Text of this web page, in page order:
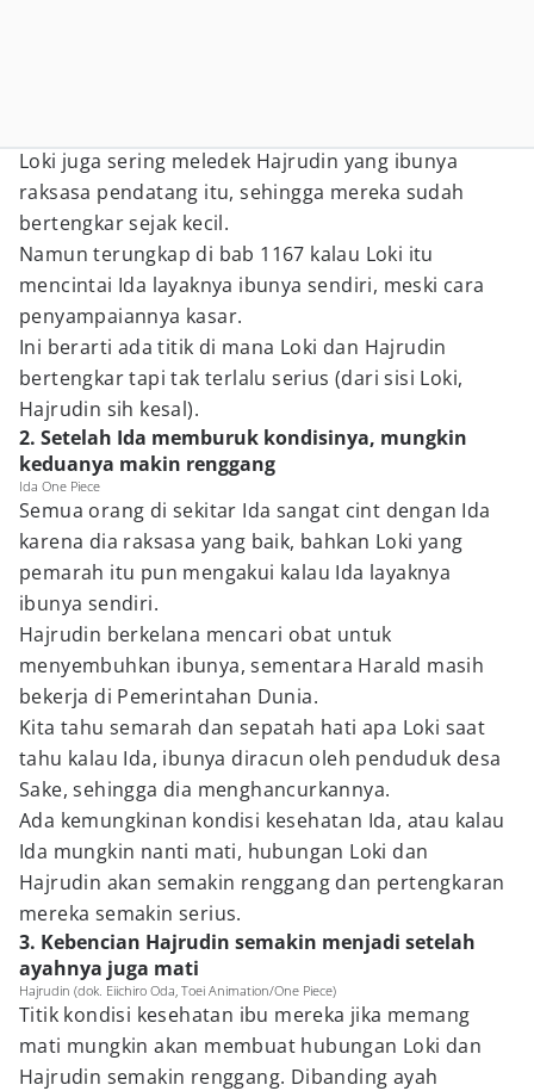
Loki juga sering meledek Hajrudin yang ibunya
raksasa pendatang itu, sehingga mereka sudah
bertengkar sejak kecil.
Namun terungkap di bab 1167 kalau Loki itu
mencintai Ida layaknya ibunya sendiri, meski cara
penyampaiannya kasar.
Ini berarti ada titik di mana Loki dan Hajrudin
bertengkar tapi tak terlalu serius (dari sisi Loki,
Hajrudin sih kesal).
2. Setelah Ida memburuk kondisinya, mungkin
keduanya makin renggang
Ida One Piece
Semua orang di sekitar Ida sangat cint dengan Ida
karena dia raksasa yang baik, bahkan Loki yang
pemarah itu pun mengakui kalau Ida layaknya
ibunya sendiri.
Hajrudin berkelana mencari obat untuk
menyembuhkan ibunya, sementara Harald masih
bekerja di Pemerintahan Dunia.
Kita tahu semarah dan sepatah hati apa Loki saat
tahu kalau Ida, ibunya diracun oleh penduduk desa
Sake, sehingga dia menghancurkannya.
Ada kemungkinan kondisi kesehatan Ida, atau kalau
Ida mungkin nanti mati, hubungan Loki dan
Hajrudin akan semakin renggang dan pertengkaran
mereka semakin serius.
3. Kebencian Hajrudin semakin menjadi setelah
ayahnya juga mati
Hajrudin (dok. Eiichiro Oda, Toei Animation/One Piece)
Titik kondisi kesehatan ibu mereka jika memang
mati mungkin akan membuat hubungan Loki dan
Hajrudin semakin renggang. Dibanding ayah